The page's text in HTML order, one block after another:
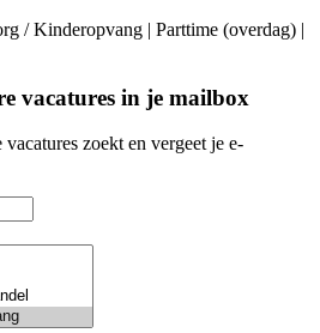
/ Kinderopvang | Parttime (overdag) |
vacatures in je mailbox
zoekt en vergeet je e-